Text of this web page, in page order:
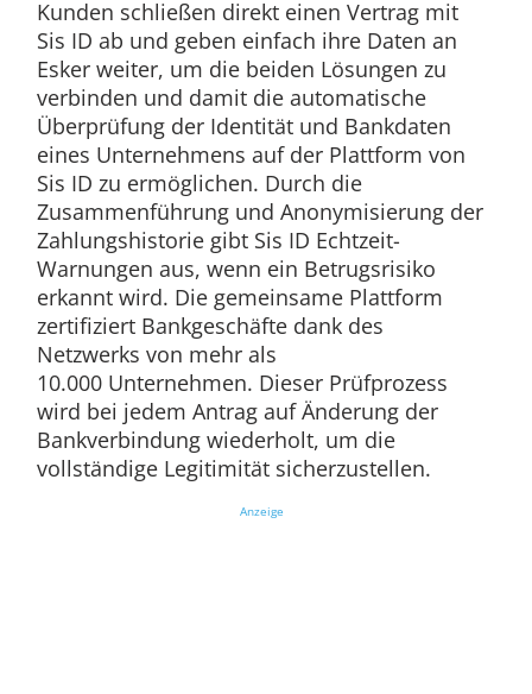
Kunden schließen direkt einen Vertrag mit
Sis ID ab und geben einfach ihre Daten an
Esker weiter, um die beiden Lösungen zu
verbinden und damit die automatische
Überprüfung der Identität und Bankdaten
eines Unternehmens auf der Plattform von
Sis ID zu ermöglichen. Durch die
Zusammenführung und Anonymisierung der
Zahlungshistorie gibt Sis ID Echtzeit-
Warnungen aus, wenn ein Betrugsrisiko
erkannt wird. Die gemeinsame Plattform
zertifiziert Bankgeschäfte dank des
Netzwerks von mehr als
10.000 Unternehmen. Dieser Prüfprozess
wird bei jedem Antrag auf Änderung der
Bankverbindung wiederholt, um die
vollständige Legitimität sicherzustellen.
Anzeige